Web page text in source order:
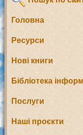
Головна
Ресурси
Нові книги
Бібліотека
Послуги
Наші проєкти